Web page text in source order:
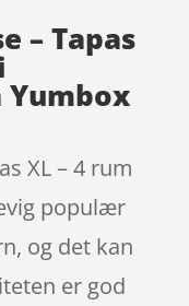
– Tapas
XL – 4 rum
populær
og det kan
er god